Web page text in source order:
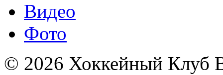
Видео
Фото
© 2026 Хоккейный Клуб